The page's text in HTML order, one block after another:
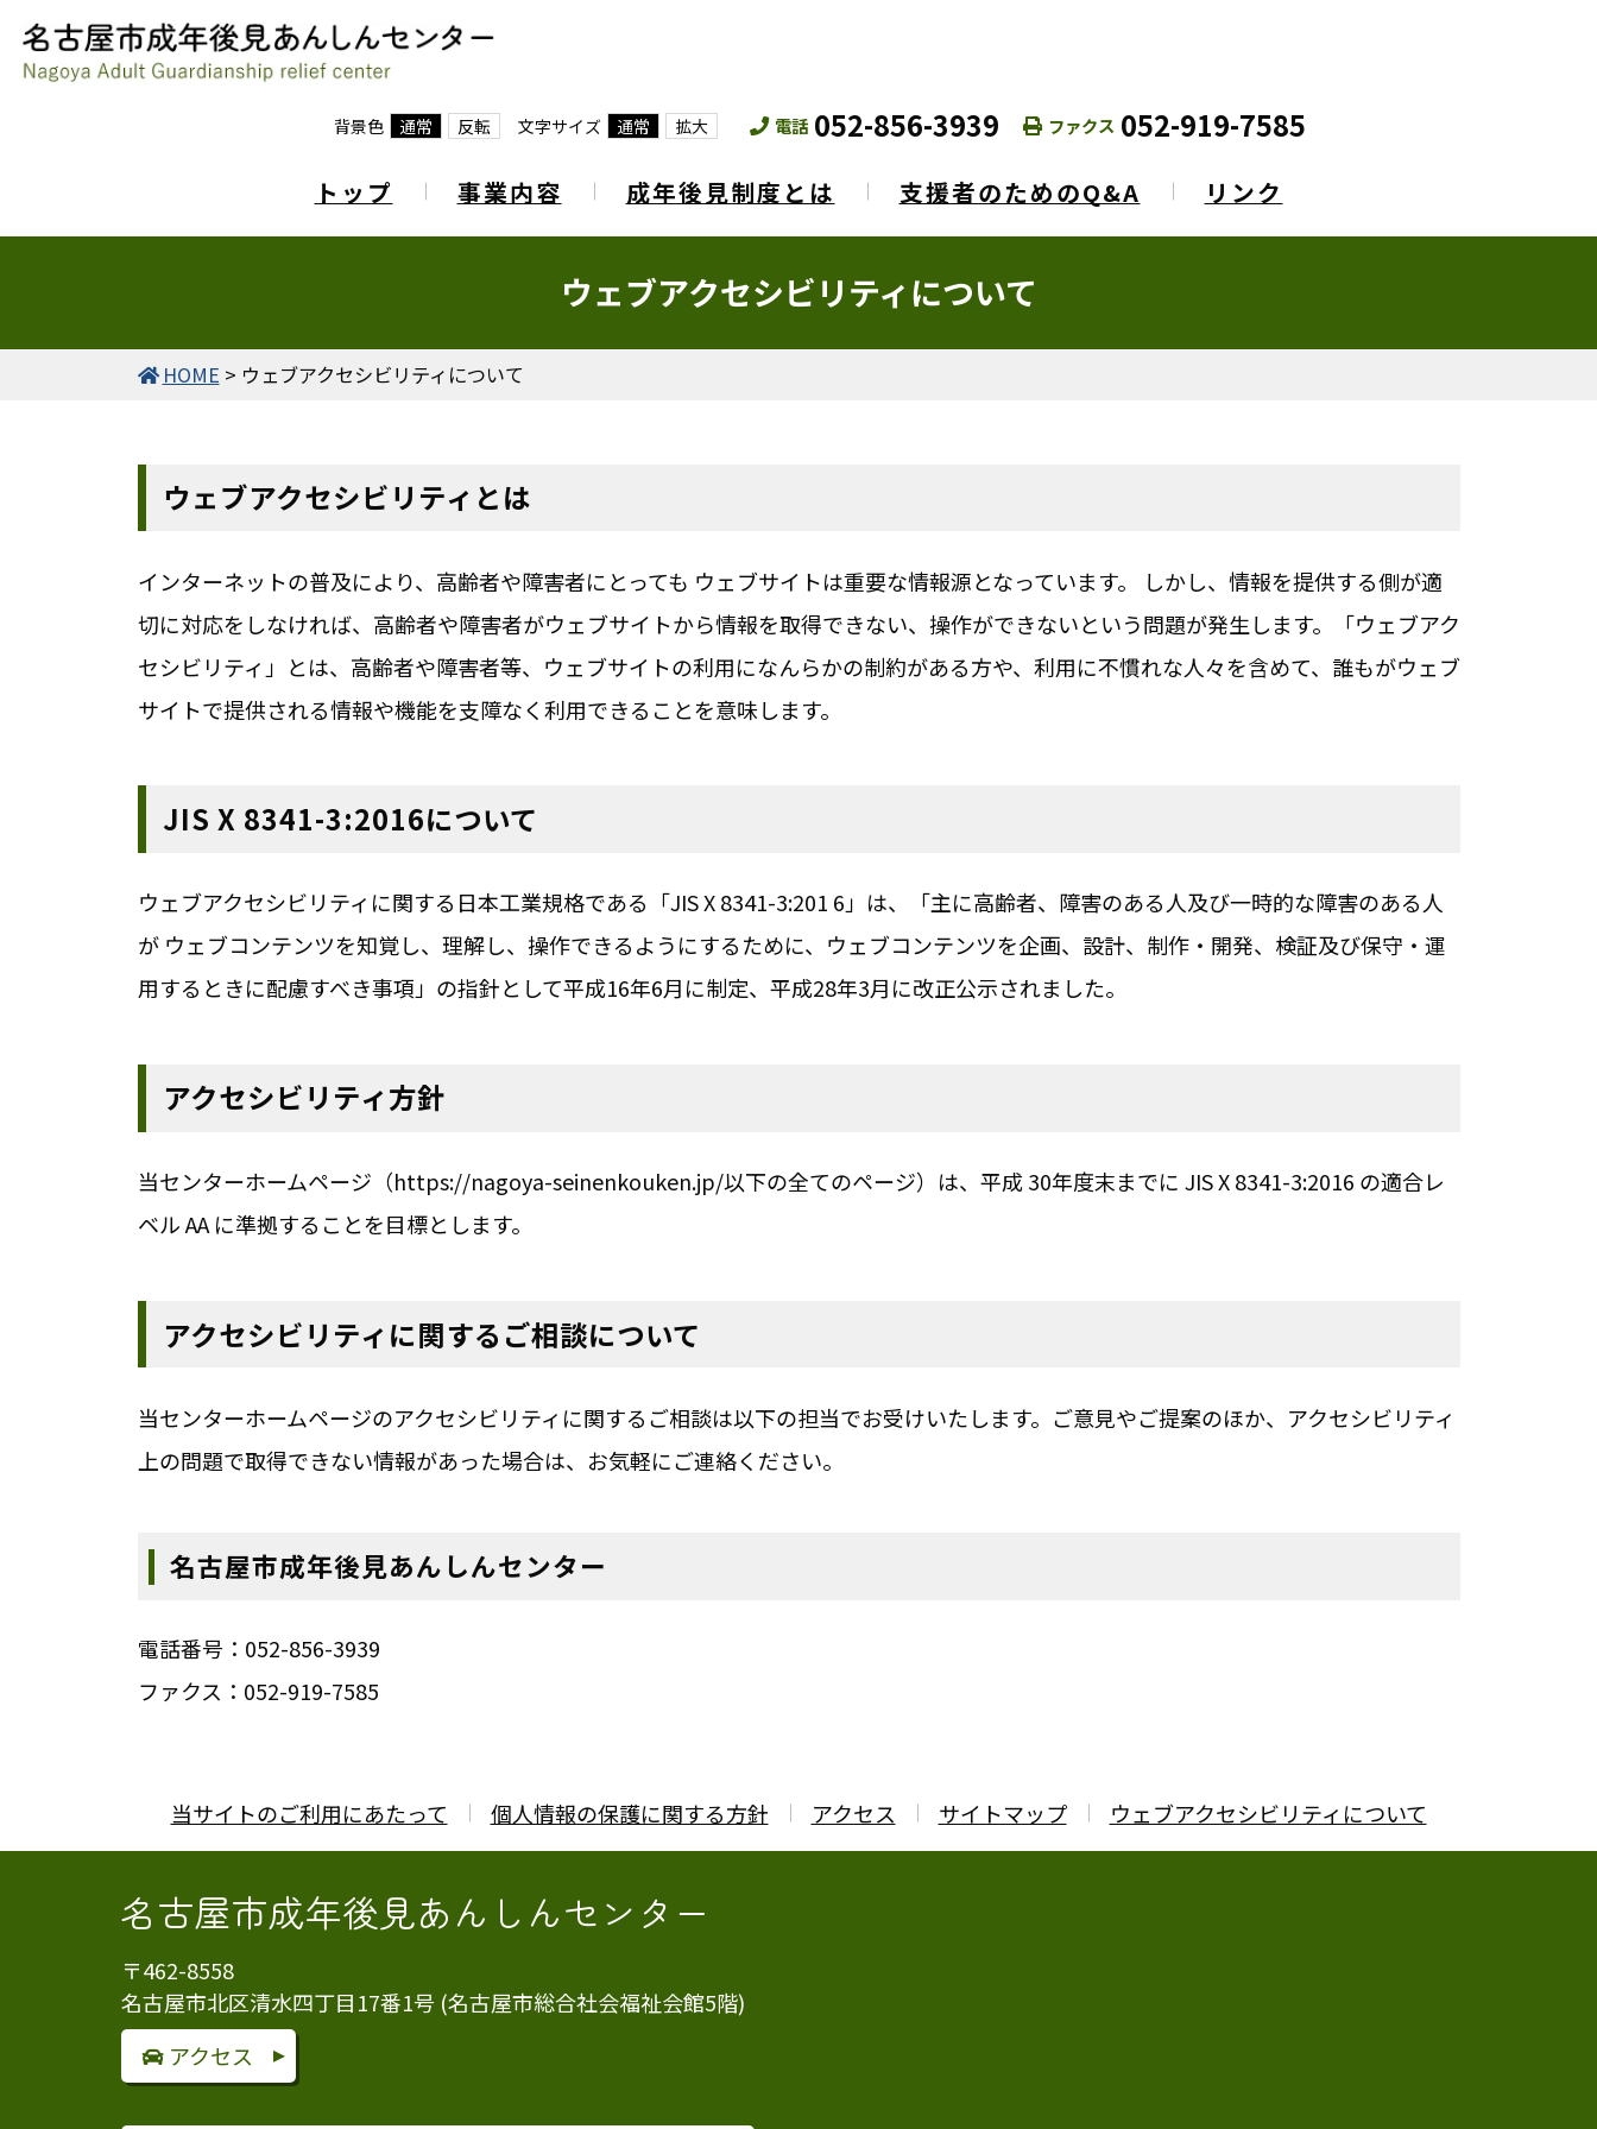
背景色 通常 反転 文字サイズ 通常 拡大 電話 052-856-3939 ファクス 052-919-7585
トップ 事業内容 成年後見制度とは 支援者のためのQ&A リンク
ウェブアクセシビリティについて
HOME > ウェブアクセシビリティについて
ウェブアクセシビリティとは
インターネットの普及により、高齢者や障害者にとっても ウェブサイトは重要な情報源となっています。 しかし、情報を提供する側が適
切に対応をしなければ、高齢者や障害者がウェブサイトから情報を取得できない、操作ができないという問題が発生します。「ウェブアク
セシビリティ」とは、高齢者や障害者等、ウェブサイトの利用になんらかの制約がある方や、利用に不慣れな人々を含めて、誰もがウェブ
サイトで提供される情報や機能を支障なく利用できることを意味します。
JIS X 8341-3:2016について
ウェブアクセシビリティに関する日本工業規格である「JIS X 8341-3:201 6」は、「主に高齢者、障害のある人及び一時的な障害のある人
が ウェブコンテンツを知覚し、理解し、操作できるようにするために、ウェブコンテンツを企画、設計、制作・開発、検証及び保守・運
用するときに配慮すべき事項」の指針として平成16年6月に制定、平成28年3月に改正公示されました。
アクセシビリティ方針
当センターホームページ（https://nagoya-seinenkouken.jp/以下の全てのページ）は、平成 30年度末までに JIS X 8341-3:2016 の適合レ
ベル AA に準拠することを目標とします。
アクセシビリティに関するご相談について
当センターホームページのアクセシビリティに関するご相談は以下の担当でお受けいたします。ご意見やご提案のほか、アクセシビリティ
上の問題で取得できない情報があった場合は、お気軽にご連絡ください。
名古屋市成年後見あんしんセンター
電話番号： 052-856-3939
ファクス：052-919-7585
当サイトのご利用にあたって 個人情報の保護に関する方針 アクセス サイトマップ ウェブアクセシビリティについて
名古屋市成年後見あんしんセンター
〒462-8558
名古屋市北区清水四丁目17番1号 (名古屋市総合社会福祉会館5階)
アクセス